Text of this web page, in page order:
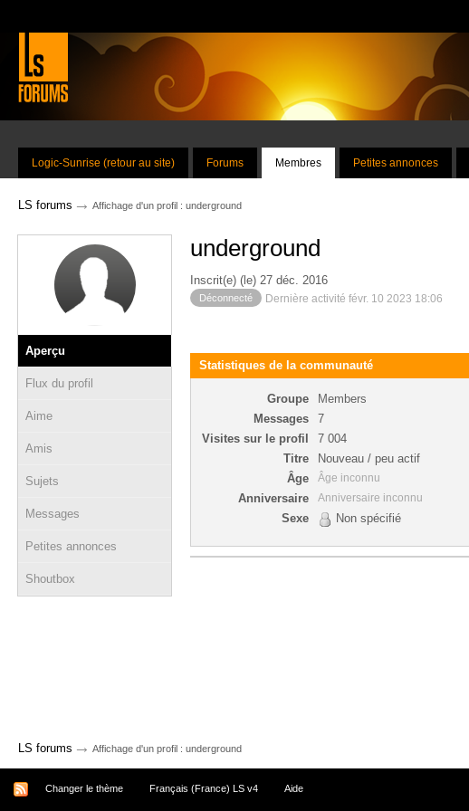
Logic-Sunrise (retour au site) Forums Membres Petites annonces
LS forums → Affichage d'un profil : underground
Aperçu
Flux du profil
Aime
Amis
Sujets
Messages
Petites annonces
Shoutbox
underground
Inscrit(e) (le) 27 déc. 2016
Déconnecté Dernière activité févr. 10 2023 18:06
Statistiques de la communauté
Groupe
Members
Messages
7
Visites sur le profil
7 004
Titre
Nouveau / peu actif
Âge
Âge inconnu
Anniversaire Anniversaire inconnu
Sexe Non spécifié
LS forums → Affichage d'un profil : underground
Changer le thème Français (France) LS v4 Aide